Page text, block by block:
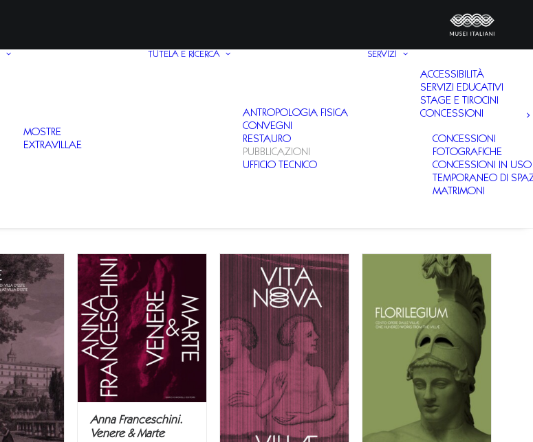
MOSTRE
EXTRAVILLAE
TUTELA E RICERCA
ANTROPOLOGIA FISICA
CONVEGNI
RESTAURO
PUBBLICAZIONI
UFFICIO TECNICO
SERVIZI
ACCESSIBILITÀ
SERVIZI EDUCATIVI
STAGE E TIROCINI
CONCESSIONI
CONCESSIONI
FOTOGRAFICHE
CONCESSIONI IN USO
TEMPORANEO DI
MATRIMONI
Anna Franceschini.
Venere & Marte